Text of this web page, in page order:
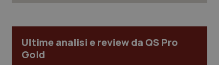
Vaccini
Ultime analisi e review da QS Pro
Gold
Necessari Statistici Marketing
I cookie necessari contribuiscono a rendere fruibile il
sito web abilitandone funzionalità di base quali la